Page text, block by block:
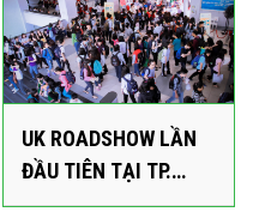
UK ROADSHOW LẦN
ĐẦU TIÊN TẠI TP.
HCM